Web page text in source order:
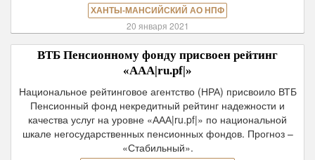
ХАНТЫ-МАНСИЙСКИЙ АО НПФ
20 января 2021
ВТБ Пенсионному фонду присвоен рейтинг
«ААА|ru.pf|»
Национальное рейтинговое агентство (НРА) присвоило ВТБ
Пенсионный фонд некредитный рейтинг надежности и
качества услуг на уровне «ААА|ru.pf|» по национальной
шкале негосударственных пенсионных фондов. Прогноз –
«Стабильный».